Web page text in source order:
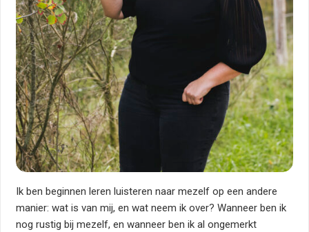
Ik ben beginnen leren luisteren naar mezelf op een andere
manier: wat is van mij, en wat neem ik over? Wanneer ben ik
nog rustig bij mezelf, en wanneer ben ik al ongemerkt